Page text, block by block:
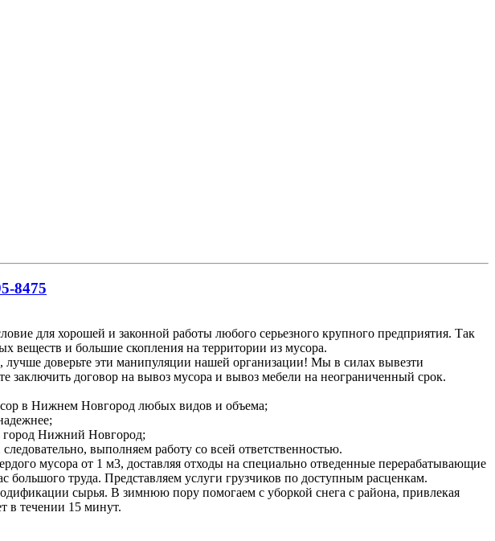
8475
для хорошей и законной работы любого серьезного крупного предприятия. Так
веществ и большие скопления на территории из мусора.
доверьте эти манипуляции нашей организации! Мы в силах вывезти
договор на вывоз мусора и вывоз мебели на неограниченный срок.
в Нижнем Новгород любых видов и объема;
город Нижний Новгород;
выполняем работу со всей ответственностью.
мусора от 1 м3, доставляя отходы на специально отведенные перерабатывающие
большого труда. Представляем услуги грузчиков по доступным расценкам.
сырья. В зимнюю пору помогаем с уборкой снега с района, привлекая
в течении 15 минут.